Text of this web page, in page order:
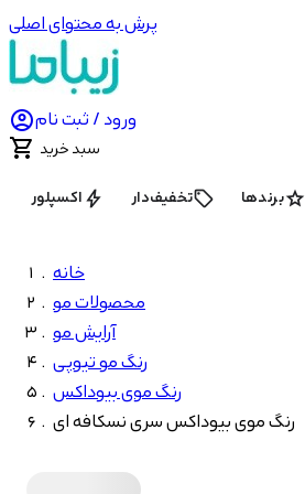
پرش به محتوای اصلی
ورود / ثبت نام
 سبد خرید
starبرندها local_offerتخفیف‌دار boltاکسپلور
خانه
محصولات مو
آرایش مو
رنگ مو تیوپی
رنگ موی بیوداکس
رنگ موی بیوداکس سری نسکافه ای